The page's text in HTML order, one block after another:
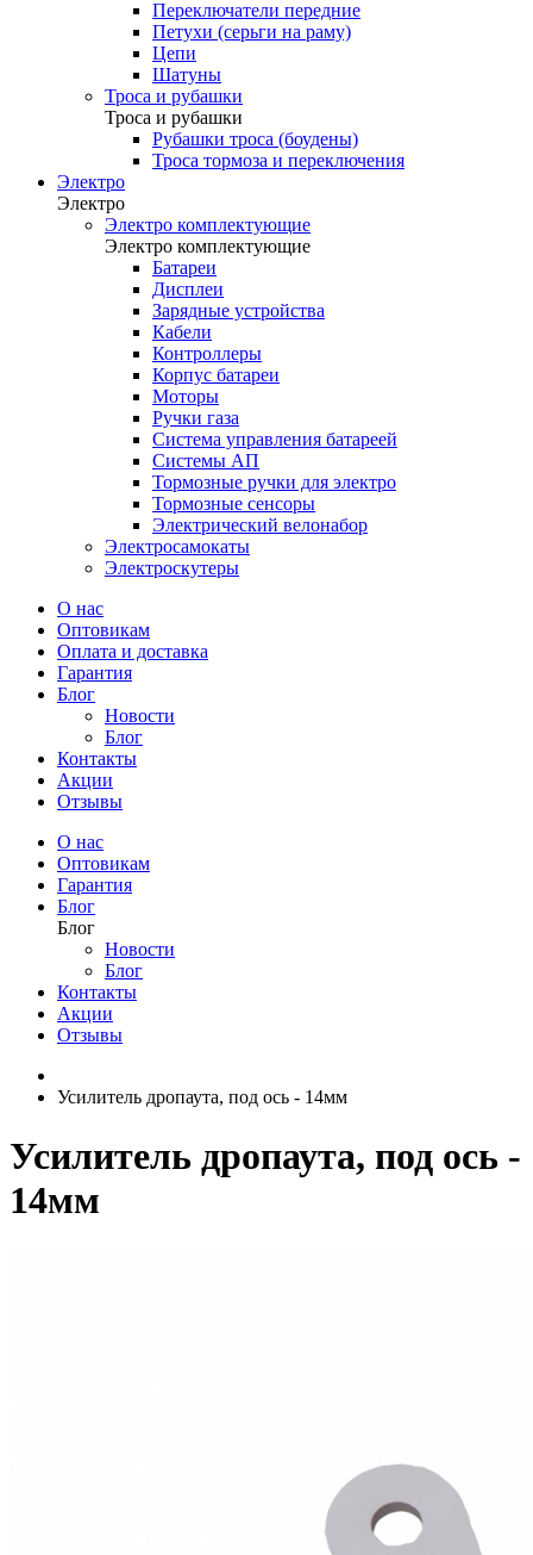
Переключатели передние
Петухи (серьги на раму)
Цепи
Шатуны
Троса и рубашки
Троса и рубашки
Рубашки троса (боудены)
Троса тормоза и переключения
Электро
Электро
Электро комплектующие
Электро комплектующие
Батареи
Дисплеи
Зарядные устройства
Кабели
Контроллеры
Корпус батареи
Моторы
Ручки газа
Система управления батареей
Системы АП
Тормозные ручки для электро
Тормозные сенсоры
Электрический велонабор
Электросамокаты
Электроскутеры
О нас
Оптовикам
Оплата и доставка
Гарантия
Блог
Новости
Блог
Контакты
Акции
Отзывы
О нас
Оптовикам
Гарантия
Блог
Блог
Новости
Блог
Контакты
Акции
Отзывы
Усилитель дропаута, под ось - 14мм
Усилитель дропаута, под ось -
14мм